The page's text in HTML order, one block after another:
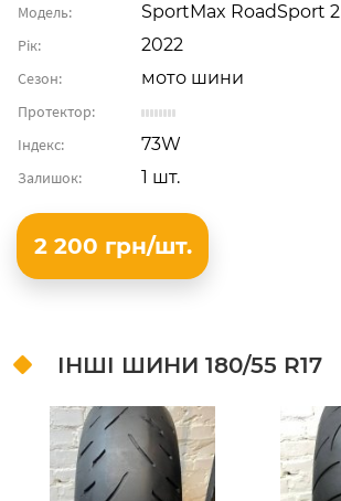
Модель: SportMax RoadSport 2
Рік: 2022
Сезон: мото шини
Протектор:
Індекс:
73W
Залишок: 1 шт.
2 200 грн/шт.
ІНШІ ШИНИ 180/55 R17